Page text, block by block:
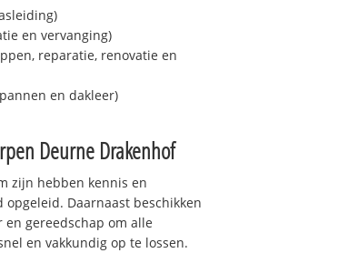
en vervanging)
reparatie, renovatie en
en dakleer)
Deurne Drakenhof
zijn hebben kennis en
Daarnaast beschikken
gereedschap om alle
en vakkundig op te lossen.